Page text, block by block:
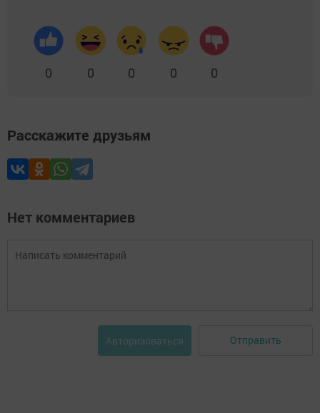
0 0 0 0 0
Расскажите друзьям
Нет комментариев
Авторизоваться Отправить